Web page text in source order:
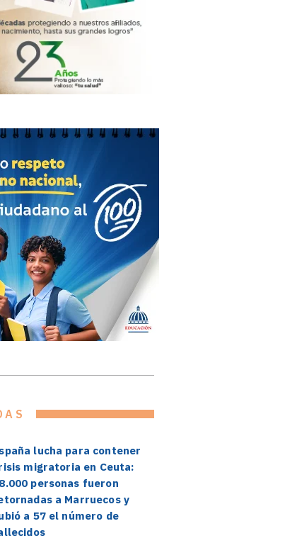
lucha para contener
migratoria en Ceuta:
personas fueron
a Marruecos y
a 57 el número de